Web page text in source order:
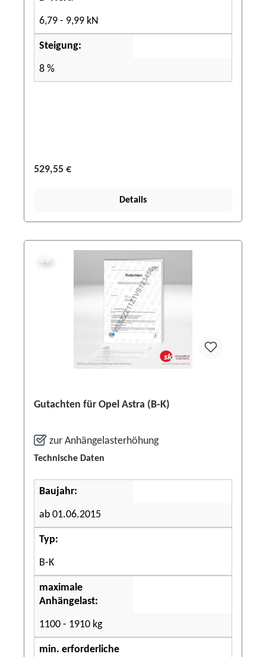
6,79 - 9,99 kN
Steigung:
8 %
529,55 €
Details
Tipp
Gutachten für Opel Astra (B-K)
zur Anhängelasterhöhung
Technische Daten
Baujahr:
ab 01.06.2015
Typ:
B-K
maximale
Anhängelast:
1100 - 1910 kg
min. erforderliche